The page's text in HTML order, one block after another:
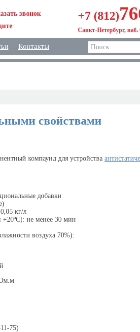
звонок +7 (812)
Санкт-Петербург, наб.
Контакты
свойствами
компаунд для устройства
добавки
кг/л
+20ºС): не менее 30 мин
воздуха 70%):
75)